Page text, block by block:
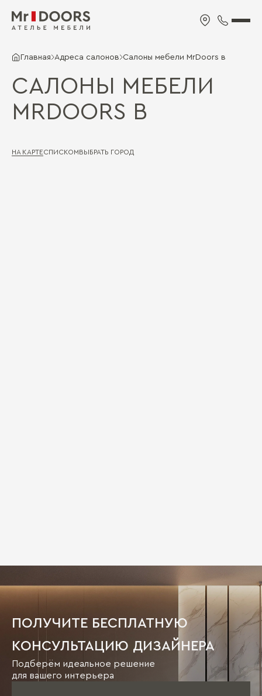
Главная Адреса салонов Салоны мебели MrDoors в
САЛОНЫ МЕБЕЛИ
MRDOORS В
НА КАРТЕСПИСКОМВЫБРАТЬ ГОРОД
ПОЛУЧИТЕ БЕСПЛАТНУЮ
КОНСУЛЬТАЦИЮ ДИЗАЙНЕРА
Подберём идеальное решение
для вашего интерьера